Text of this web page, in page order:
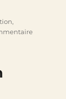
,
sur